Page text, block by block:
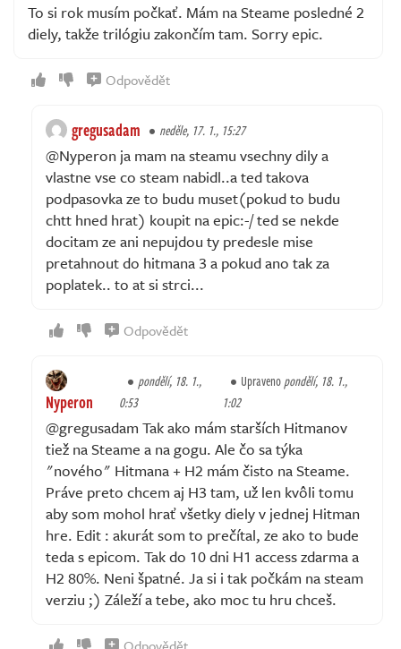
To si rok musím počkať. Mám na Steame posledné 2
diely, takže trilógiu zakončím tam. Sorry epic.
Odpovědět
gregusadam neděle, 17. 1., 15:27
@Nyperon ja mam na steamu vsechny dily a
vlastne vse co steam nabidl..a ted takova
podpasovka ze to budu muset(pokud to budu
chtt hned hrat) koupit na epic:-/ ted se nekde
docitam ze ani nepujdou ty predesle mise
pretahnout do hitmana 3 a pokud ano tak za
poplatek.. to at si strci...
Odpovědět
Nyperon
pondělí, 18. 1.,
0:53
Upravenopondělí, 18. 1.,
1:02
@gregusadam Tak ako mám starších Hitmanov
tiež na Steame a na gogu. Ale čo sa týka
"nového" Hitmana + H2 mám čisto na Steame.
Práve preto chcem aj H3 tam, už len kvôli tomu
aby som mohol hrať všetky diely v jednej Hitman
hre. Edit : akurát som to prečítal, ze ako to bude
teda s epicom. Tak do 10 dni H1 access zdarma a
H2 80%. Neni špatné. Ja si i tak počkám na steam
verziu ;) Záleží a tebe, ako moc tu hru chceš.